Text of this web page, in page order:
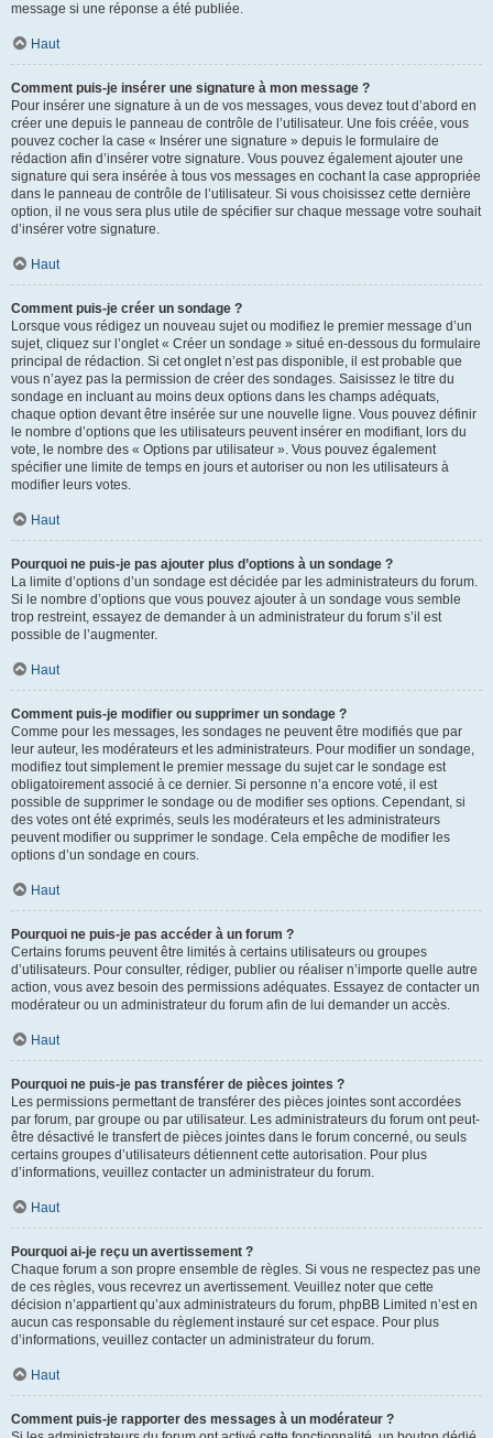
message si une réponse a été publiée.
Haut
Comment puis-je insérer une signature à mon message ?
Pour insérer une signature à un de vos messages, vous devez tout d’abord en
créer une depuis le panneau de contrôle de l’utilisateur. Une fois créée, vous
pouvez cocher la case « Insérer une signature » depuis le formulaire de
rédaction afin d’insérer votre signature. Vous pouvez également ajouter une
signature qui sera insérée à tous vos messages en cochant la case appropriée
dans le panneau de contrôle de l’utilisateur. Si vous choisissez cette dernière
option, il ne vous sera plus utile de spécifier sur chaque message votre souhait
d’insérer votre signature.
Haut
Comment puis-je créer un sondage ?
Lorsque vous rédigez un nouveau sujet ou modifiez le premier message d’un
sujet, cliquez sur l’onglet « Créer un sondage » situé en-dessous du formulaire
principal de rédaction. Si cet onglet n’est pas disponible, il est probable que
vous n’ayez pas la permission de créer des sondages. Saisissez le titre du
sondage en incluant au moins deux options dans les champs adéquats,
chaque option devant être insérée sur une nouvelle ligne. Vous pouvez définir
le nombre d’options que les utilisateurs peuvent insérer en modifiant, lors du
vote, le nombre des « Options par utilisateur ». Vous pouvez également
spécifier une limite de temps en jours et autoriser ou non les utilisateurs à
modifier leurs votes.
Haut
Pourquoi ne puis-je pas ajouter plus d’options à un sondage ?
La limite d’options d’un sondage est décidée par les administrateurs du forum.
Si le nombre d’options que vous pouvez ajouter à un sondage vous semble
trop restreint, essayez de demander à un administrateur du forum s’il est
possible de l’augmenter.
Haut
Comment puis-je modifier ou supprimer un sondage ?
Comme pour les messages, les sondages ne peuvent être modifiés que par
leur auteur, les modérateurs et les administrateurs. Pour modifier un sondage,
modifiez tout simplement le premier message du sujet car le sondage est
obligatoirement associé à ce dernier. Si personne n’a encore voté, il est
possible de supprimer le sondage ou de modifier ses options. Cependant, si
des votes ont été exprimés, seuls les modérateurs et les administrateurs
peuvent modifier ou supprimer le sondage. Cela empêche de modifier les
options d’un sondage en cours.
Haut
Pourquoi ne puis-je pas accéder à un forum ?
Certains forums peuvent être limités à certains utilisateurs ou groupes
d’utilisateurs. Pour consulter, rédiger, publier ou réaliser n’importe quelle autre
action, vous avez besoin des permissions adéquates. Essayez de contacter un
modérateur ou un administrateur du forum afin de lui demander un accès.
Haut
Pourquoi ne puis-je pas transférer de pièces jointes ?
Les permissions permettant de transférer des pièces jointes sont accordées
par forum, par groupe ou par utilisateur. Les administrateurs du forum ont peut-
être désactivé le transfert de pièces jointes dans le forum concerné, ou seuls
certains groupes d’utilisateurs détiennent cette autorisation. Pour plus
d’informations, veuillez contacter un administrateur du forum.
Haut
Pourquoi ai-je reçu un avertissement ?
Chaque forum a son propre ensemble de règles. Si vous ne respectez pas une
de ces règles, vous recevrez un avertissement. Veuillez noter que cette
décision n’appartient qu’aux administrateurs du forum, phpBB Limited n’est en
aucun cas responsable du règlement instauré sur cet espace. Pour plus
d’informations, veuillez contacter un administrateur du forum.
Haut
Comment puis-je rapporter des messages à un modérateur ?